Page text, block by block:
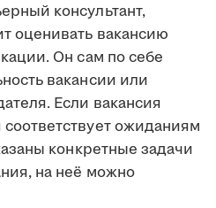
консультант,
оценивать вакансию
Он сам по себе
вакансии или
Если вакансия
ожиданиям
конкретные задачи
на неё можно